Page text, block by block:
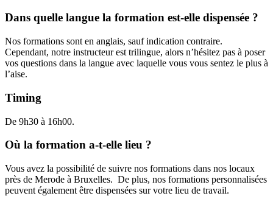
Dans quelle langue la formation est-elle dispensée ?
Nos formations sont en anglais, sauf indication contraire.
Cependant, notre instructeur est trilingue, alors n’hésitez pas à poser
vos questions dans la langue avec laquelle vous vous sentez le plus à
l’aise.
Timing
De 9h30 à 16h00.
Où la formation a-t-elle lieu ?
Vous avez la possibilité de suivre nos formations dans nos locaux
près de Merode à Bruxelles. De plus, nos formations personnalisées
peuvent également être dispensées sur votre lieu de travail.